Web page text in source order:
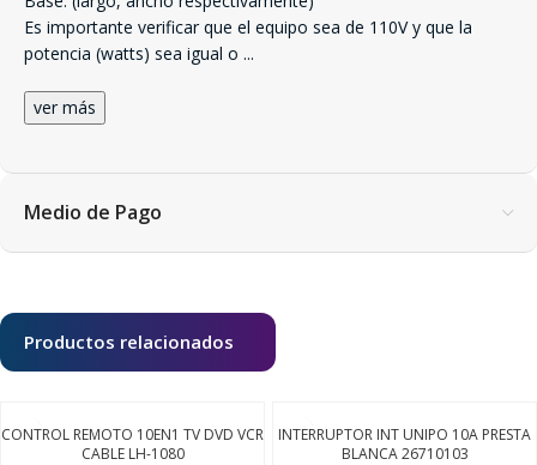
Es importante verificar que el equipo sea de 110V y que la
potencia (watts) sea igual o ...
ver más
Medio de Pago
Productos relacionados
CONTROL REMOTO 10EN1 TV DVD VCR
CABLE LH-1080
INTERRUPTOR INT UNIPO 10A PRESTA
BLANCA 26710103